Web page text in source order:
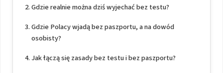
Gdzie realnie można dziś wyjechać bez testu?
Gdzie Polacy wjadą bez paszportu, a na dowód
osobisty?
Jak łączą się zasady bez testu i bez paszportu?